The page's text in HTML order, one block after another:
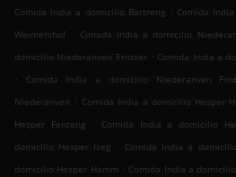
Comida India a domicilio Bartreng . Comida
Weimershof . Comida India a domicilio
domicilio Niederanven Ernster . Comida India a
.
Comida India a domicilio Niederanven
Niederanven . Comida India a domicilio Hesper
Hesper Fenteng
. Comida India a domicilio
domicilio Hesper Izeg
. Comida India a
domicilio Hesper Hamm . Comida India a